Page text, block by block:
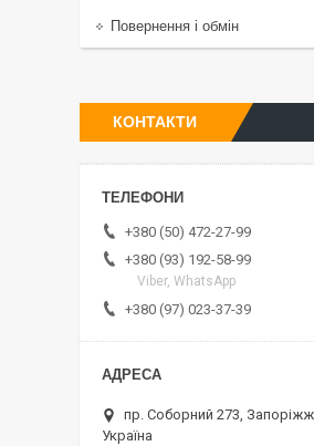
Повернення і обмін
КОНТАКТИ
+380 (50) 472-27-99
+380 (93) 192-58-99
Viber, WhatsApp
+380 (97) 023-37-39
пр. Соборний 273,
Україна